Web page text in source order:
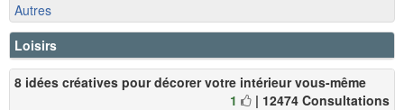
Autres
Loisirs
8 idées créatives pour décorer votre intérieur vous-même
1
| 12474 Consultations